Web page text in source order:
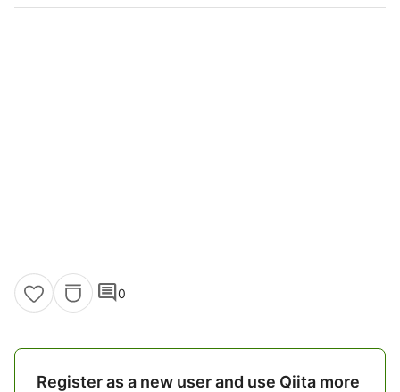
comment0
Register as a new user and use Qiita more